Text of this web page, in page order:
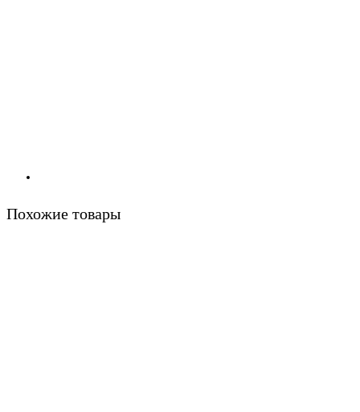
Похожие товары